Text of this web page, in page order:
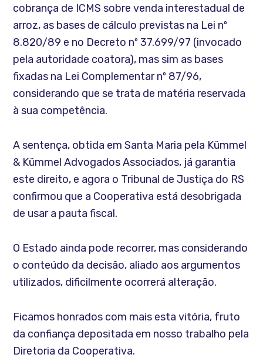
cobrança de ICMS sobre venda interestadual de
arroz, as bases de cálculo previstas na Lei nº
8.820/89 e no Decreto nº 37.699/97 (invocado
pela autoridade coatora), mas sim as bases
fixadas na Lei Complementar nº 87/96,
considerando que se trata de matéria reservada
à sua competência.
A sentença, obtida em Santa Maria pela Kümmel
& Kümmel Advogados Associados, já garantia
este direito, e agora o Tribunal de Justiça do RS
confirmou que a Cooperativa está desobrigada
de usar a pauta fiscal.
O Estado ainda pode recorrer, mas considerando
o conteúdo da decisão, aliado aos argumentos
utilizados, dificilmente ocorrerá alteração.
Ficamos honrados com mais esta vitória, fruto
da confiança depositada em nosso trabalho pela
Diretoria da Cooperativa.